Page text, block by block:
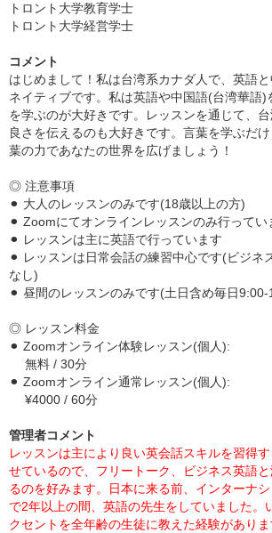
トロント大学教育学士
トロント大学経営学士
コメント
はじめまして！私は台湾系カナダ人で、英語
ネイティブです。私は英語や中国語(台湾華語)
を学ぶのが大好きです。レッスンを通じて、
良さを伝えるのも大好きです。言葉を学ぶだ
葉の力であなたの世界を広げましょう！
◎ 注意事項
⚫︎ 大人のレッスンのみです(18歳以上の方)
⚫︎ Zoomにてオンラインレッスンのみ行ってい
⚫︎ レッスンは主に英語で行っています
⚫︎ レッスンは日常会話の練習中心です(ビジネ
なし)
⚫︎ 昼間のレッスンのみです(土日含め毎日9:00-
◎ レッスン料金
⚫︎ Zoomオンライン体験レッスン(個人):
無料 / 30分
⚫︎ Zoomオンライン通常レッスン(個人):
¥4000 / 60分
管理者コメント
レッスンは主により良い英会話スキルを習得
せているので、フリートーク、ビジネス英語
るのを好みます。日本に来る前、インターナ
で2年以上の間、英語の先生をしていました。
クセントを全年齢の生徒に教えた経験があり